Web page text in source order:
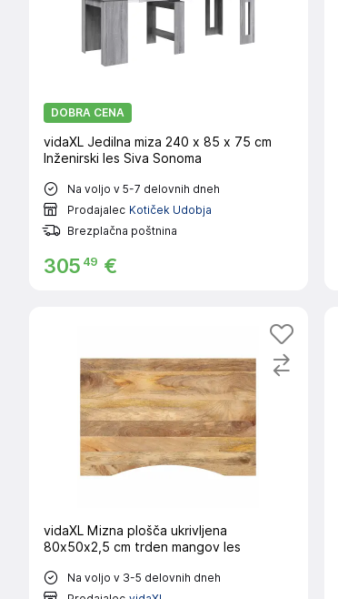
DOBRA CENA
vidaXL Jedilna miza 240 x 85 x 75 cm
Inženirski les Siva Sonoma
Na voljo v 5-7 delovnih dneh
Prodajalec Kotiček Udobja
Brezplačna poštnina
305 49 €
vidaXL Mizna plošča ukrivljena
80x50x2,5 cm trden mangov les
Na voljo v 3-5 delovnih dneh